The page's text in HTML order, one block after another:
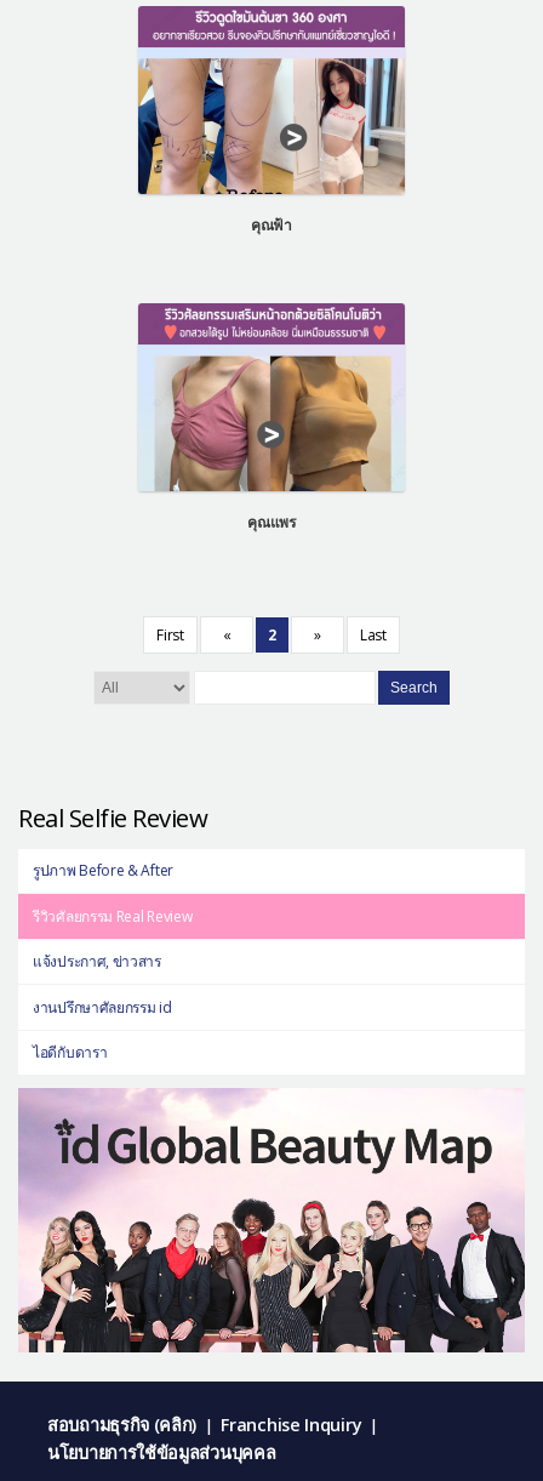
คุณฟ้า
คุณแพร
First « 2 » Last
Search
Real Selfie Review
รูปภาพ Before & After
รีวิวศัลยกรรม Real Review
แจ้งประกาศ, ข่าวสาร
งานปรึกษาศัลยกรรม id
ไอดีกับดารา
สอบถามธุรกิจ (คลิก) | Franchise Inquiry |
นโยบายการใช้ข้อมูลส่วนบุคคล